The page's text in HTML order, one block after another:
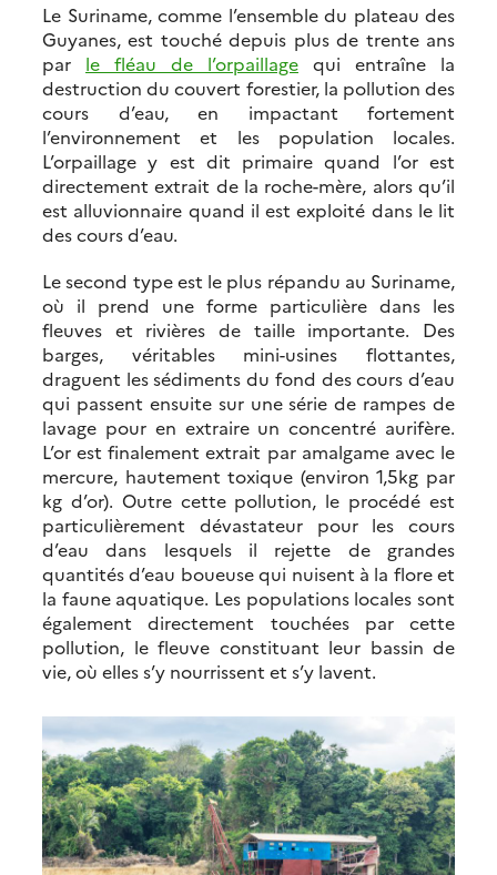
Le Suriname, comme l’ensemble du plateau des
Guyanes, est touché depuis plus de trente ans
par le fléau de l’orpaillage qui entraîne la
destruction du couvert forestier, la pollution des
cours d’eau, en impactant fortement
l’environnement et les population locales.
L’orpaillage y est dit primaire quand l’or est
directement extrait de la roche-mère, alors qu’il
est alluvionnaire quand il est exploité dans le lit
des cours d’eau.
Le second type est le plus répandu au Suriname,
où il prend une forme particulière dans les
fleuves et rivières de taille importante. Des
barges, véritables mini-usines flottantes,
draguent les sédiments du fond des cours d’eau
qui passent ensuite sur une série de rampes de
lavage pour en extraire un concentré aurifère.
L’or est finalement extrait par amalgame avec le
mercure, hautement toxique (environ 1,5kg par
kg d’or). Outre cette pollution, le procédé est
particulièrement dévastateur pour les cours
d’eau dans lesquels il rejette de grandes
quantités d’eau boueuse qui nuisent à la flore et
la faune aquatique. Les populations locales sont
également directement touchées par cette
pollution, le fleuve constituant leur bassin de
vie, où elles s’y nourrissent et s’y lavent.